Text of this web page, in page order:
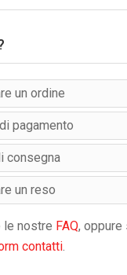
un ordine
pagamento
consegna
un reso
le nostre FAQ, oppure
contatti.